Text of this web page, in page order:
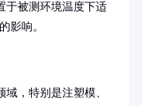
于被测环境温度下适
影响。
域，特别是注塑模、